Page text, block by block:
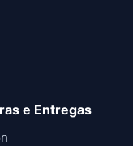
e Entregas